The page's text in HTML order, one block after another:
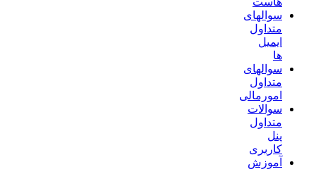
سوالهای
متداول
ایمیل
ها
سوالهای
متداول
امورمالی
سوالات
متداول
پنل
کاربری
آموزش